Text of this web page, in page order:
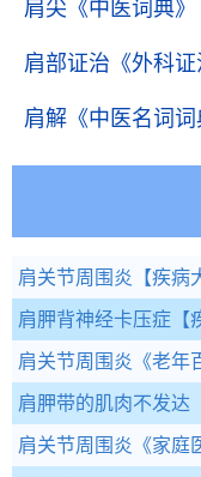
肩尖 《中医词典》
肩部证治 《外科
肩解 《中医名词词
肩关节周围炎 【疾病
肩胛背神经卡压症 【
肩关节周围炎 《老年
肩胛带的肌肉不发达
肩关节周围炎 《家庭